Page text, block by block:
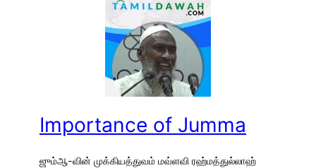
Importance of Jumma
ஜும்ஆ-வின் முக்கியத்துவம் மவ்ளவி ரஹ்மத்துல்லாஹ்